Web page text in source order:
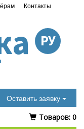
Контакты
РУ
Оставить заявку
Tоваров: 0